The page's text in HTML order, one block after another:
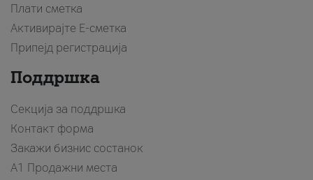
Плати сметка
Активирајте Е-сметка
Припејд регистрација
Поддршка
Секција за поддршка
Контакт форма
Закажи бизнис состанок
A1 Продажни места